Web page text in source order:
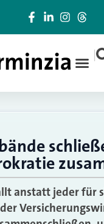
|
anstatt jeder für